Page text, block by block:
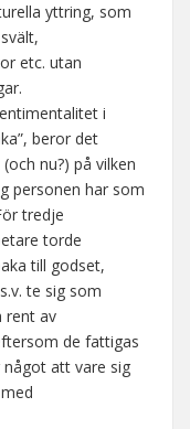
yttring, som
etc. utan
i
beror det
nu?) på vilken
personen har som
tredje
torde
till godset,
te sig som
rent av
de fattigas
att vare sig